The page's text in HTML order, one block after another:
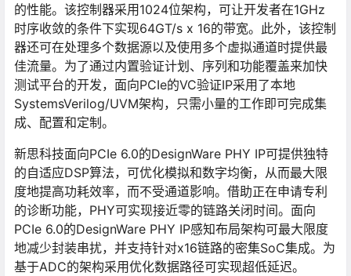
的性能。该控制器采用1024位架构，可让开发者在1GHz
时序收敛的条件下实现64GT/s x 16的带宽。此外，该控制
器还可在处理多个数据源以及使用多个虚拟通道时提供最
佳流量。为了通过内置验证计划、序列和功能覆盖来加快
测试平台的开发，面向PCIe的VC验证IP采用了本地
SystemsVerilog/UVM架构，只需小量的工作即可完成集
成、配置和定制。
新思科技面向PCIe 6.0的DesignWare PHY IP可提供独特
的自适应DSP算法，可优化模拟和数字均衡，从而最大限
度地提高功耗效率，而不受通道影响。借助正在申请专利
的诊断功能，PHY可实现接近零的链路关闭时间。面向
PCIe 6.0的DesignWare PHY IP感知布局架构可最大限度
地减少封装串扰，并支持针对x16链路的密集SoC集成。为
基于ADC的架构采用优化数据路径可实现超低延迟。